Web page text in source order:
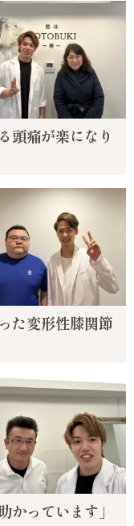
頭痛が楽になり
た変形性膝関節
かっています」